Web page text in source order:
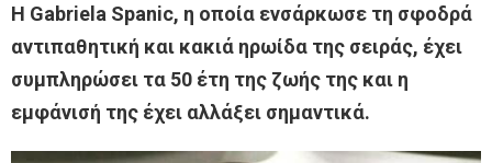
Η Gabriela Spanic, η οποία ενσάρκωσε τη σφοδρά
αντιπαθητική και κακιά ηρωίδα της σειράς, έχει
συμπληρώσει τα 50 έτη της ζωής της και η
εμφάνισή της έχει αλλάξει σημαντικά.